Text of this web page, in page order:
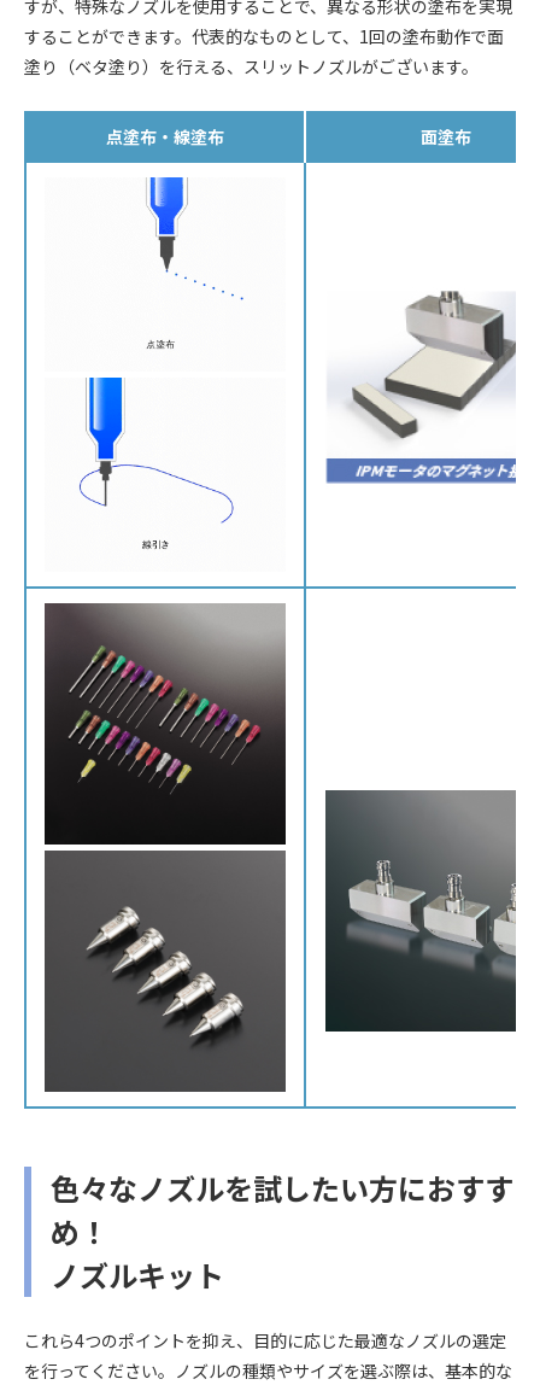
すが、特殊なノズルを使用することで、異なる形状の塗布を実現
することができます。代表的なものとして、1回の塗布動作で面
塗り（ベタ塗り）を行える、スリットノズルがございます。
点塗布・線塗布 面塗布
色々なノズルを試したい方におすす
め！
ノズルキット
これら4つのポイントを抑え、目的に応じた最適なノズルの選定
を行ってください。ノズルの種類やサイズを選ぶ際は、基本的な